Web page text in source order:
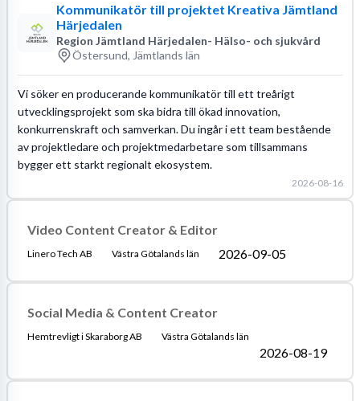
Kommunikatör till projektet Kreativa Jämtland
Härjedalen
Region Jämtland Härjedalen- Hälso- och sjukvård
Östersund, Jämtlands län
Vi söker en producerande kommunikatör till ett treårigt
utvecklingsprojekt som ska bidra till ökad innovation,
konkurrenskraft och samverkan. Du ingår i ett team bestående
av projektledare och projektmedarbetare som tillsammans
bygger ett starkt regionalt ekosystem.
2026-08-16
Video Content Creator & Editor
Linero Tech AB Västra Götalands län 2026-09-05
Social Media & Content Creator
Hemtrevligt i Skaraborg AB Västra Götalands län
2026-08-19